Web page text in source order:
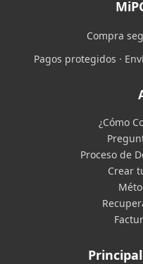
Compra
Pagos protegidos ·
¿Cómo
Proceso de
Crear